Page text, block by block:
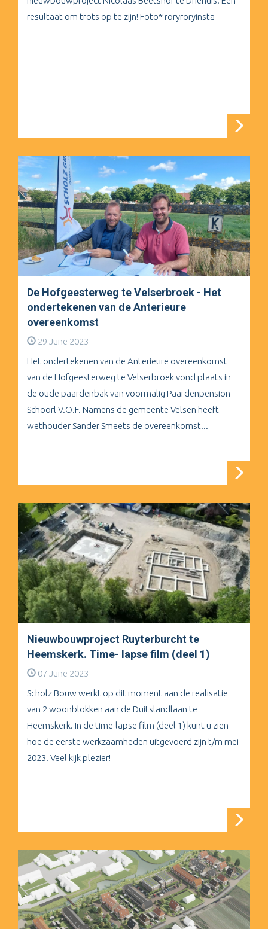
resultaat om trots op te zijn! Foto* roryroryinsta
De Hofgeesterweg te Velserbroek - Het
ondertekenen van de Anterieure
overeenkomst
29 June 2023
Het ondertekenen van de Anterieure overeenkomst
van de Hofgeesterweg te Velserbroek vond plaats in
de oude paardenbak van voormalig Paardenpension
Schoorl V.O.F. Namens de gemeente Velsen heeft
wethouder Sander Smeets de overeenkomst...
Nieuwbouwproject Ruyterburcht te
Heemskerk. Time- lapse film (deel 1)
07 June 2023
Scholz Bouw werkt op dit moment aan de realisatie
van 2 woonblokken aan de Duitslandlaan te
Heemskerk. In de time-lapse film (deel 1) kunt u zien
hoe de eerste werkzaamheden uitgevoerd zijn t/m mei
2023. Veel kijk plezier!